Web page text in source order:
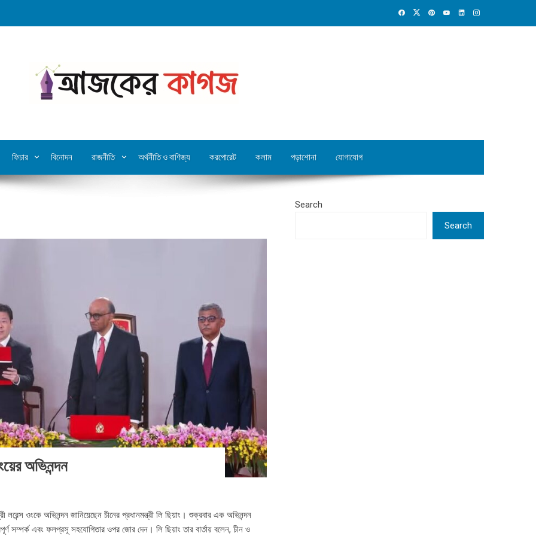
ফিচার বিনোদন রাজনীতি অর্থনীতি ও বাণিজ্য করপোরেট কলাম পড়াশোনা যোগাযোগ
অভিনন্দন
লরেন্স ওংকে অভিনন্দন জানিয়েছেন চীনের প্রধানমন্ত্রী লি ছিয়াং। শুক্রবার এক অভিনন্দন
সম্পর্ক এবং ফলপ্রসূ সহযোগিতার ওপর জোর দেন। লি ছিয়াং তার বার্তায় বলেন, চীন ও
Search
Search